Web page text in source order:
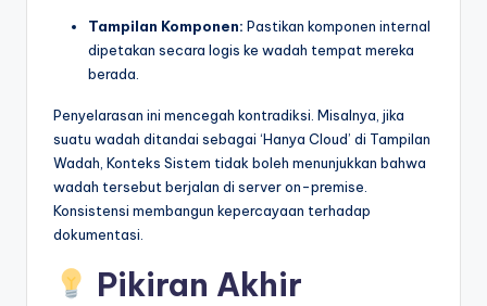
Tampilan Komponen: Pastikan komponen internal
dipetakan secara logis ke wadah tempat mereka
berada.
Penyelarasan ini mencegah kontradiksi. Misalnya, jika
suatu wadah ditandai sebagai ‘Hanya Cloud’ di Tampilan
Wadah, Konteks Sistem tidak boleh menunjukkan bahwa
wadah tersebut berjalan di server on-premise.
Konsistensi membangun kepercayaan terhadap
dokumentasi.
Pikiran Akhir